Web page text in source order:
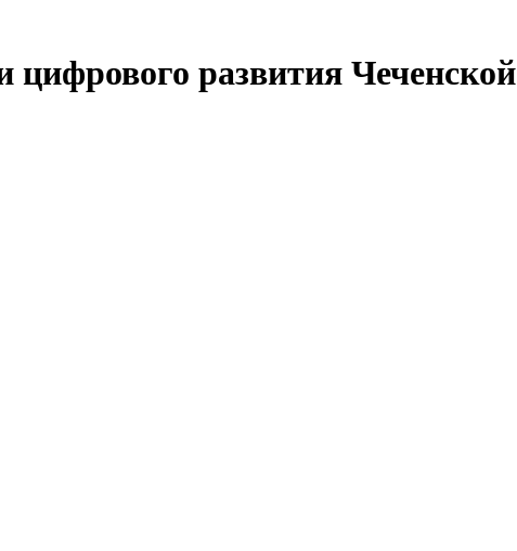
цифрового развития